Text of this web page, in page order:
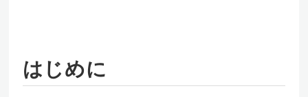
はじめに